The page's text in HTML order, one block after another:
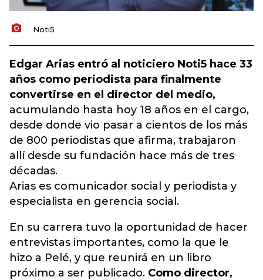
Noti5
Edgar Arias entró al noticiero Noti5 hace 33
años como periodista para finalmente
convertirse en el director del medio,
acumulando hasta hoy 18 años en el cargo,
desde donde vio pasar a cientos de los más
de 800 periodistas que afirma, trabajaron
allí desde su fundación hace más de tres
décadas.
Arias es comunicador social y periodista y
especialista en gerencia social.
En su carrera tuvo la oportunidad de hacer
entrevistas importantes, como la que le
hizo a Pelé, y que reunirá en un libro
próximo a ser publicado. Como director,